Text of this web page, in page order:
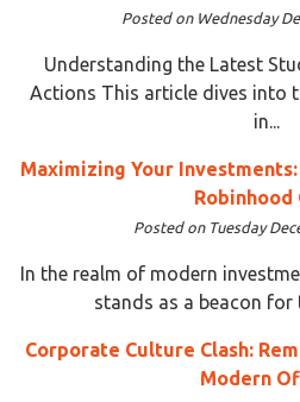
Posted on Wednesday
Understanding the Latest
Actions This article dives into
in...
Maximizing Your
Robinhood
Posted on Tuesday
In the realm of modern
stands as a beacon for
Corporate Culture Clash:
Modern